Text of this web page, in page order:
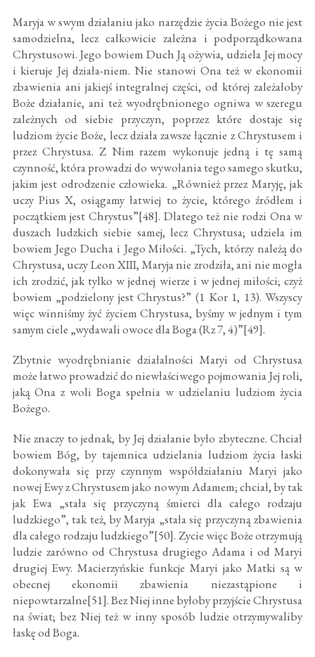
Maryja w swym działaniu jako narzędzie życia Bożego nie jest
samodzielna, lecz całkowicie zależna i podporządkowana
Chrystusowi. Jego bowiem Duch Ją ożywia, udziela Jej mocy
i kieruje Jej działa-niem. Nie stanowi Ona też w ekonomii
zbawienia ani jakiejś integralnej części, od której zależałoby
Boże działanie, ani też wyodrębnionego ogniwa w szeregu
zależnych od siebie przyczyn, poprzez które dostaje się
ludziom życie Boże, lecz działa zawsze łącznie z Chrystusem i
przez Chrystusa. Z Nim razem wykonuje jedną i tę samą
czynność, która prowadzi do wywołania tego samego skutku,
jakim jest odrodzenie człowieka. „Również przez Maryję, jak
uczy Pius X, osiągamy łatwiej to życie, którego źródłem i
początkiem jest Chrystus”[48]. Dlatego też nie rodzi Ona w
duszach ludzkich siebie samej, lecz Chrystusa; udziela im
bowiem Jego Ducha i Jego Miłości. „Tych, którzy należą do
Chrystusa, uczy Leon XIII, Maryja nie zrodziła, ani nie mogła
ich zrodzić, jak tylko w jednej wierze i w jednej miłości; czyż
bowiem „podzielony jest Chrystus?” (1 Kor 1, 13). Wszyscy
więc winniśmy żyć życiem Chrystusa, byśmy w jednym i tym
samym ciele „wydawali owoce dla Boga (Rz 7, 4)”[49].
Zbytnie wyodrębnianie działalności Maryi od Chrystusa
może łatwo prowadzić do niewłaściwego pojmowania Jej roli,
jaką Ona z woli Boga spełnia w udzielaniu ludziom życia
Bożego.
Nie znaczy to jednak, by Jej działanie było zbyteczne. Chciał
bowiem Bóg, by tajemnica udzielania ludziom życia łaski
dokonywała się przy czynnym współdziałaniu Maryi jako
nowej Ewy z Chrystusem jako nowym Adamem; chciał, by tak
jak Ewa „stała się przyczyną śmierci dla całego rodzaju
ludzkiego”, tak też, by Maryja „stała się przyczyną zbawienia
dla całego rodzaju ludzkiego”[50]. Zycie więc Boże otrzymują
ludzie zarówno od Chrystusa drugiego Adama i od Maryi
drugiej Ewy. Macierzyńskie funkcje Maryi jako Matki są w
obecnej ekonomii zbawienia niezastąpione i
niepowtarzalne[51]. Bez Niej inne byłoby przyjście Chrystusa
na świat; bez Niej też w inny sposób ludzie otrzymywaliby
łaskę od Boga.